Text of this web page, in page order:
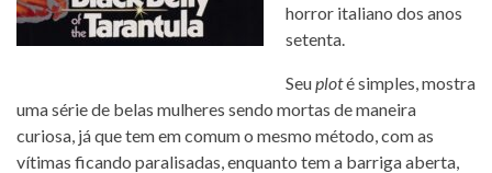
horror italiano dos anos
setenta.
Seuploté simples, mostra
uma série de belas mulheres sendo mortas de maneira
curiosa, já que tem em comum o mesmo método, com as
vítimas ficando paralisadas, enquanto tem a barriga aberta,